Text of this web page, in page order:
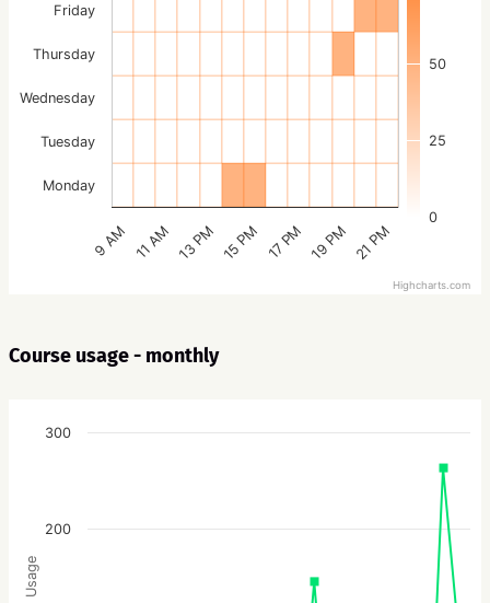
0
25
50
9 AM 11 AM 13 PM 15 PM 17 PM 19 PM 21 PM
Monday
Tuesday
Wednesday
Thursday
Friday
Highcharts.com
Course usage - monthly
Usage
200
300